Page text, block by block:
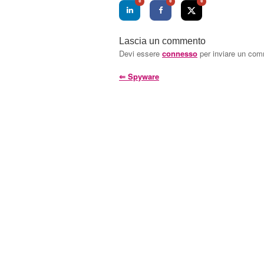
0 0 0
Lascia un commento
Devi essere connesso per inviare un
⇐ Spyware